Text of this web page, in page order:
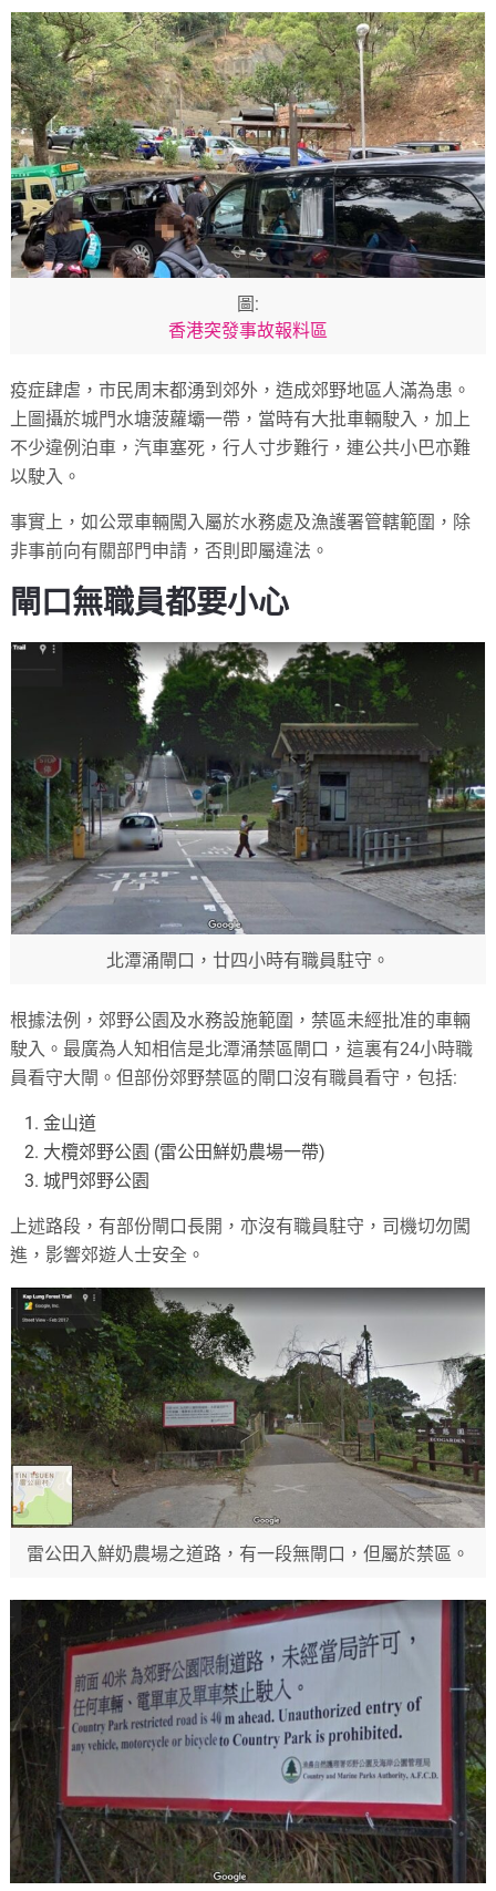
圖:
香港突發事故報料區
疫症肆虐，市民周末都湧到郊外，造成郊野地區人滿為患。
上圖攝於城門水塘菠蘿壩一帶，當時有大批車輛駛入，加上
不少違例泊車，汽車塞死，行人寸步難行，連公共小巴亦難
以駛入。
事實上，如公眾車輛闖入屬於水務處及漁護署管轄範圍，除
非事前向有關部門申請，否則即屬違法。
閘口無職員都要小心
北潭涌閘口，廿四小時有職員駐守。
根據法例，郊野公園及水務設施範圍，禁區未經批准的車輛
駛入。最廣為人知相信是北潭涌禁區閘口，這裏有24小時職
員看守大閘。但部份郊野禁區的閘口沒有職員看守，包括:
金山道
大欖郊野公園 (雷公田鮮奶農場一帶)
城門郊野公園
上述路段，有部份閘口長開，亦沒有職員駐守，司機切勿闖
進，影響郊遊人士安全。
雷公田入鮮奶農場之道路，有一段無閘口，但屬於禁區。